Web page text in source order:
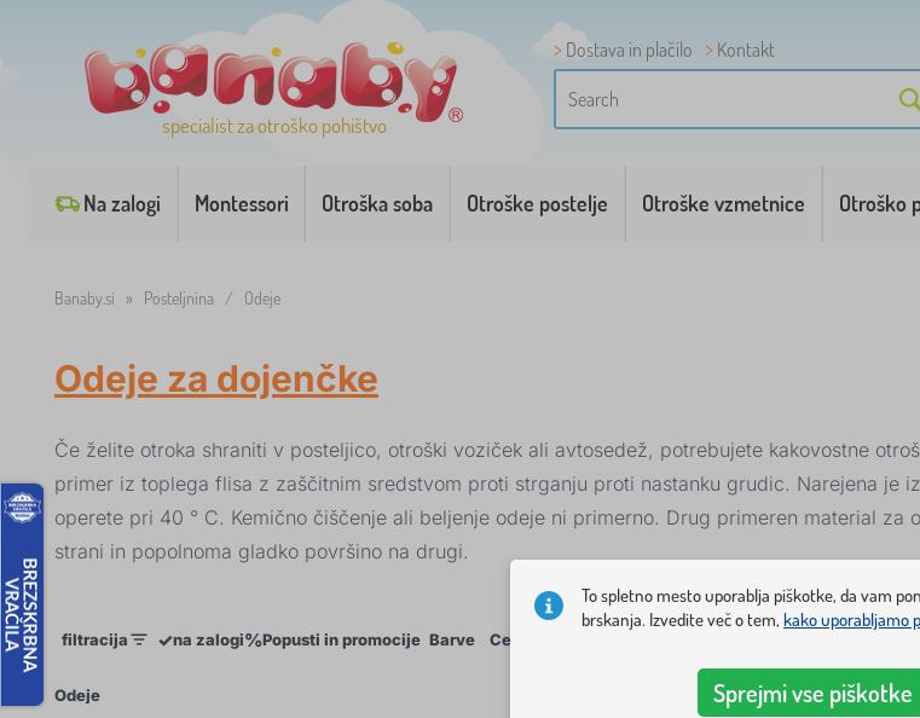
specialist za otroško pohištvo
Dostava in plačilo
Kontakt
Na zalogi Montessori Otroška soba Otroške postelje Otroške vzmetnice Otroško
Banaby.si » Posteljnina / Odeje
Odeje za dojenčke
Če želite otroka shraniti v posteljico, otroški voziček ali avtosedež, potrebujete kakovostne
primer iz toplega flisa z zaščitnim sredstvom proti strganju proti nastanku grudic. Narejena
operete pri 40 ° C. Kemično čiščenje ali beljenje odeje ni primerno. Drug primeren material za
strani in popolnoma gladko površino na drugi.
filtracija ✓na zalogi%Popusti in promocije Barve Cena
Odeje
To spletno mesto uporablja piškotke, da vam
brskanja. Izvedite več o tem, kako uporabljamo
Sprejmi vse piškotke